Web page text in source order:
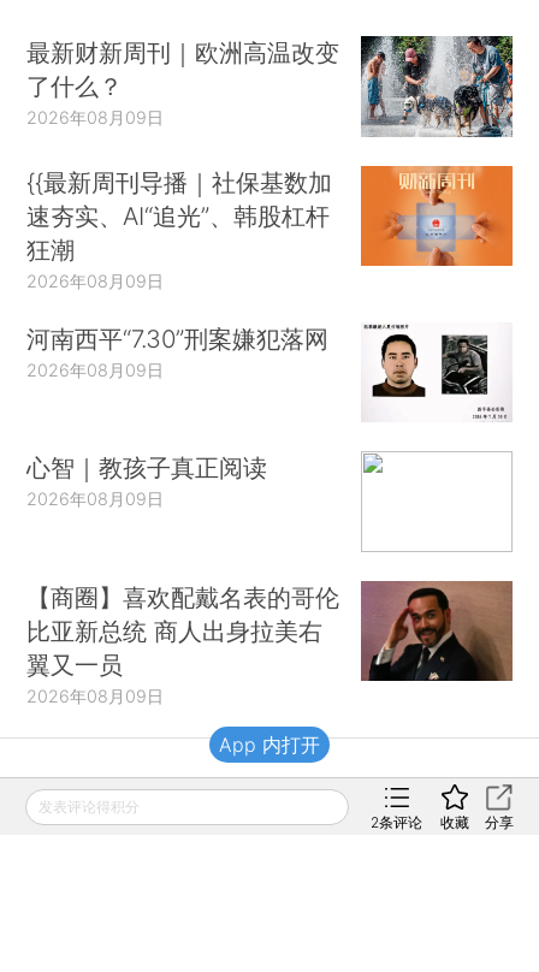
最新财新周刊｜欧洲高温改变
了什么？
2026年08月09日
{{最新周刊导播｜社保基数加
速夯实、AI“追光”、韩股杠杆
狂潮
2026年08月09日
河南西平“7.30”刑案嫌犯落网
2026年08月09日
心智｜教孩子真正阅读
2026年08月09日
【商圈】喜欢配戴名表的哥伦
比亚新总统 商人出身拉美右
翼又一员
2026年08月09日
财新移动
发表评论得积分
2条评论 收藏 分享
App 内打开